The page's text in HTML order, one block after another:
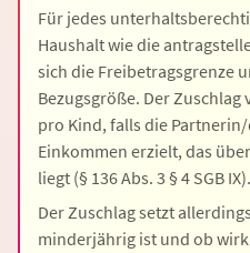
Für jedes
Haushalt wie die
sich die Freibetragsgrenze
Bezugsgröße. Der
pro Kind, falls die
Einkommen erzielt, das
liegt (§ 136 Abs. 3 § 4 SGB IX).
Der Zuschlag setzt
minderjährig ist und ob